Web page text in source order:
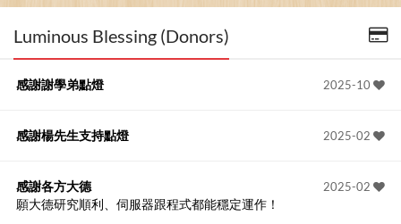
Luminous Blessing (Donors)
2025-10
感謝謝學弟點燈
2025-02
感謝楊先生支持點燈
2025-02
感謝各方大德
願大德研究順利、伺服器跟程式都能穩定運作！